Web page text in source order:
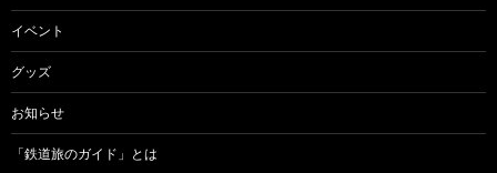
イベント
グッズ
お知らせ
「鉄道旅のガイド」とは